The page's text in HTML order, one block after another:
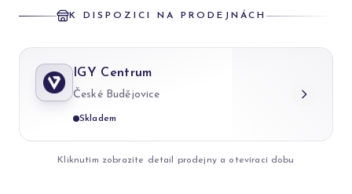
K DISPOZICI NA PRODEJNÁCH
IGY Centrum
České Budějovice
Skladem
Kliknutím zobrazíte detail prodejny a otevírací dobu